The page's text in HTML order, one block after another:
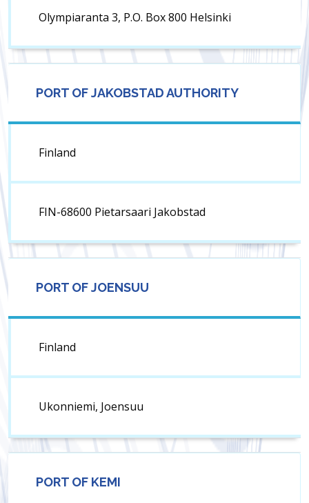
Olympiaranta 3, P.O. Box 800 Helsinki
PORT OF JAKOBSTAD AUTHORITY
Finland
FIN-68600 Pietarsaari Jakobstad
PORT OF JOENSUU
Finland
Ukonniemi, Joensuu
PORT OF KEMI